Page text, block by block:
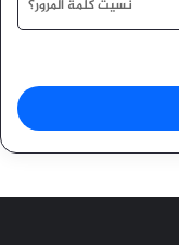
نسيت كلمة المرور؟